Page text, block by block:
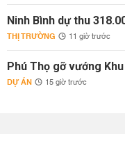
Ninh Bình dự thu
THỊ TRƯỜNG 11 giờ trước
Phú Thọ gỡ vướng
DỰ ÁN 15 giờ trước